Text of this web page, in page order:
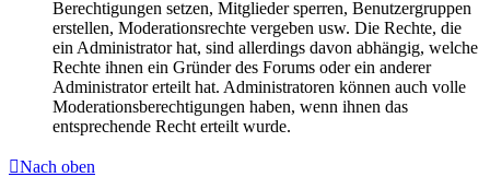
Berechtigungen setzen, Mitglieder sperren, Benutzergruppen
erstellen, Moderationsrechte vergeben usw. Die Rechte, die
ein Administrator hat, sind allerdings davon abhängig, welche
Rechte ihnen ein Gründer des Forums oder ein anderer
Administrator erteilt hat. Administratoren können auch volle
Moderationsberechtigungen haben, wenn ihnen das
entsprechende Recht erteilt wurde.
Nach oben